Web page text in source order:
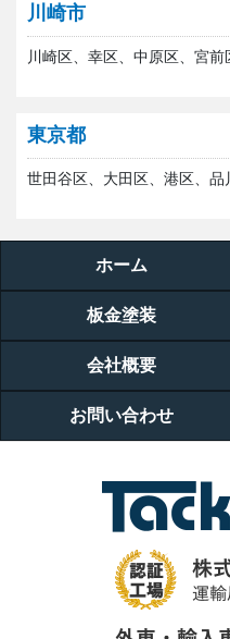
川崎市
川崎区、幸区、中原区、宮
東京都
世田谷区、大田区、港区、
ホーム
板金塗装
会社概要
お問い合わせ